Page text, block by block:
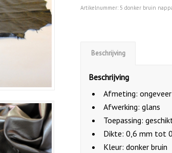
Artikelnummer:5 donker bruin
Beschrijving
Beschrijving
Afmeting:
Afwerking: glans
Toepassing:
Dikte: 0,6 mm tot
Kleur: donker bruin